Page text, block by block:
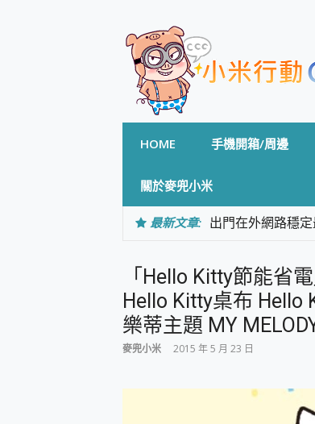
HOME 手機開箱/周邊
關於麥兜小米
最新文章: 出門在外網路穩
專為 PC上的
台灣製攝影機在
測
電力超超超持久
超懂拍、耐用 AI
超驚艷 讓人一眼
美到讓人超想擁
「Hello Kitty節能省
Hello Kitty桌布 Hello
樂蒂主題 MY
麥兜小米 2015 年 5 月 23 日